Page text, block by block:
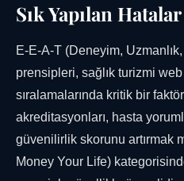
Sık Yapılan
E-E-A-T (Deneyim,
prensipleri, sağlık turizmi
sıralamalarında kritik bir
akreditasyonları, hasta
güvenilirlik skorunu artırmak
Money Your Life)